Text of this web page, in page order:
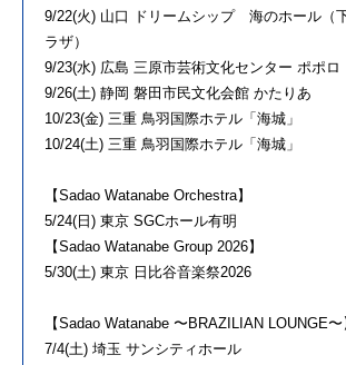
9/22(火) 山口 ドリームシップ 海のホール（
ラザ）
9/23(水) 広島 三原市芸術文化センター ポポロ
9/26(土) 静岡 磐田市民文化会館 かたりあ
10/23(金) 三重 鳥羽国際ホテル「海城」
10/24(土) 三重 鳥羽国際ホテル「海城」
【Sadao Watanabe Orchestra】
5/24(日) 東京 SGCホール有明
【Sadao Watanabe Group 2026】
5/30(土) 東京 日比谷音楽祭2026
【Sadao Watanabe 〜BRAZILIAN LOUNGE〜
7/4(土) 埼玉 サンシティホール